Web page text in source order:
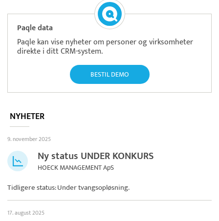
Paqle data
Paqle kan vise nyheter om personer og virksomheter
direkte i ditt CRM-system.
BESTIL DEMO
NYHETER
9. november 2025
Ny status UNDER KONKURS
HOECK MANAGEMENT ApS
Tidligere status: Under tvangsopløsning.
17. august 2025